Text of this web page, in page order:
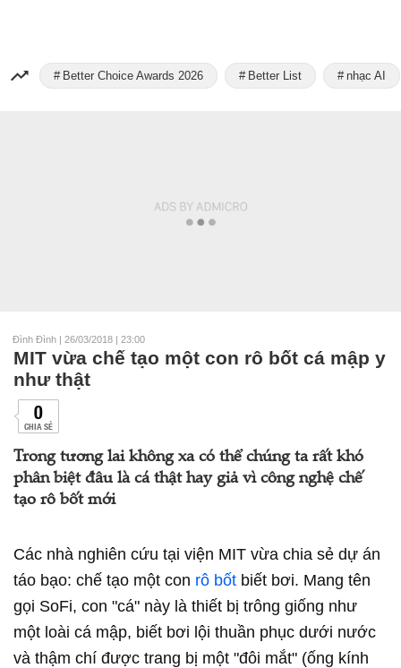
Better Choice Awards 2026 Better List nhạc AI
Đình Đình | 26/03/2018 | 23:00
MIT vừa chế tạo một con rô bốt cá mập y
như thật
0
CHIA SẺ
Trong tương lai không xa có thể chúng ta rất khó
phân biệt đâu là cá thật hay giả vì công nghệ chế
tạo rô bốt mới
Các nhà nghiên cứu tại viện MIT vừa chia sẻ dự án
táo bạo: chế tạo một con rô bốt biết bơi. Mang tên
gọi SoFi, con "cá" này là thiết bị trông giống như
một loài cá mập, biết bơi lội thuần phục dưới nước
và thậm chí được trang bị một "đôi mắt" (ống kính